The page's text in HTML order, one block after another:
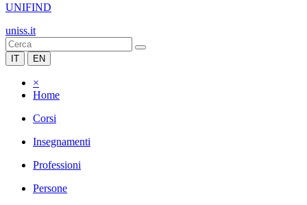
UNIFIND
uniss.it
IT EN
×
Home
Corsi
Insegnamenti
Professioni
Persone